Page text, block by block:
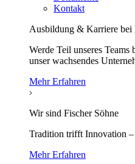
Kontakt
Ausbildung & Karriere bei
Werde Teil unseres Teams
unser wachsendes
Mehr Erfahren
Wir sind Fischer Söhne
Tradition trifft Innovation –
Mehr Erfahren